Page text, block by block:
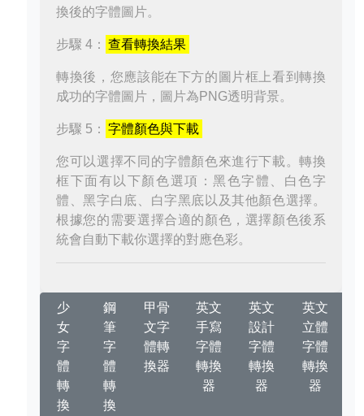
換後的字體圖片。
步驟 4： 查看轉換結果
轉換後，您應該能在下方的圖片框上看到轉換
成功的字體圖片，圖片為PNG透明背景。
步驟 5： 字體顏色與下載
您可以選擇不同的字體顏色來進行下載。轉換
框下面有以下顏色選項：黑色字體、白色字
體、黑字白底、白字黑底以及其他顏色選擇。
根據您的需要選擇合適的顏色，選擇顏色後系
統會自動下載你選擇的對應色彩。
少
女
字
體
轉
換
鋼
筆
字
體
轉
換
甲骨
文字
體轉
換器
英文
手寫
字體
轉換
器
英文
設計
字體
轉換
器
英文
立體
字體
轉換
器